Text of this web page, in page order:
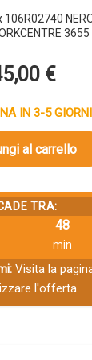
3655
€
IN 3-5 GIORNI
al carrello
TRA:
48
min
Visita la
l'offerta